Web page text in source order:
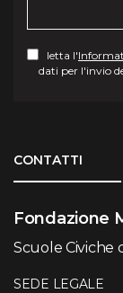
letta l'
dati per l'invio
CONTATTI
Fondazione
Scuole Civiche
SEDE LEGALE